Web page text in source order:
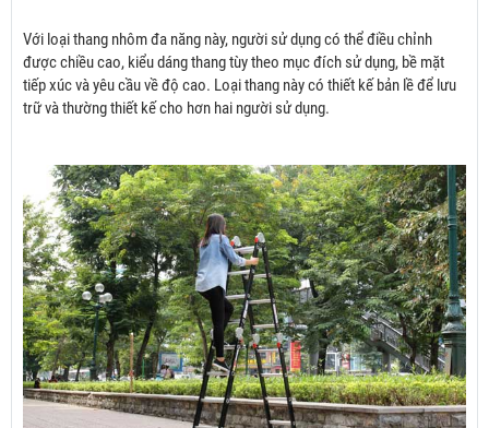
Với loại thang nhôm đa năng này, người sử dụng có thể điều chỉnh
được chiều cao, kiểu dáng thang tùy theo mục đích sử dụng, bề mặt
tiếp xúc và yêu cầu về độ cao. Loại thang này có thiết kế bản lề để lưu
trữ và thường thiết kế cho hơn hai người sử dụng.